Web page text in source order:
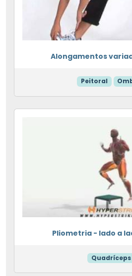
Alongamentos
Peitoral
Pliometria - lado a
Quadríceps